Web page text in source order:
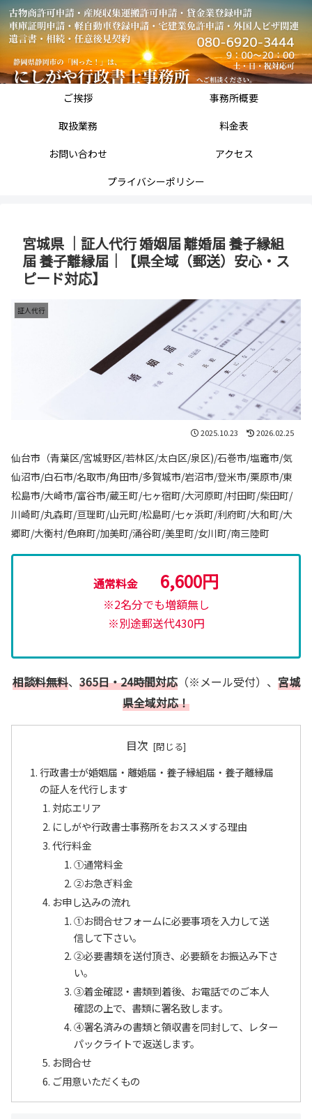
ご挨拶
事務所概要
取扱業務
料金表
お問い合わせ
アクセス
プライバシーポリシー
宮城県 ｜証人代行 婚姻届 離婚届 養子縁組
届 養子離縁届｜【県全域（郵送）安心・ス
ピード対応】
証人代行
2025.10.23 2026.02.25
仙台市（青葉区/宮城野区/若林区/太白区/泉区)/石巻市/塩竈市/気
仙沼市/白石市/名取市/角田市/多賀城市/岩沼市/登米市/栗原市/東
松島市/大崎市/富谷市/蔵王町/七ヶ宿町/大河原町/村田町/柴田町/
川崎町/丸森町/亘理町/山元町/松島町/七ヶ浜町/利府町/大和町/大
郷町/大衡村/色麻町/加美町/涌谷町/美里町/女川町/南三陸町
通常料金 6,600円
※2名分でも増額無し
※別途郵送代430円
相談料無料、 365日・24時間対応（※メール受付）、 宮城
県全域対応！
目次
行政書士が婚姻届・離婚届・養子縁組届・養子離縁届
の証人を代行します
対応エリア
にしがや行政書士事務所をおススメする理由
代行料金
①通常料金
②お急ぎ料金
お申し込みの流れ
①お問合せフォームに必要事項を入力して送
信して下さい。
②必要書類を送付頂き、必要額をお振込み下さ
い。
③着金確認・書類到着後、お電話でのご本人
確認の上で、書類に署名致します。
④署名済みの書類と領収書を同封して、レター
パックライトで返送します。
お問合せ
ご用意いただくもの